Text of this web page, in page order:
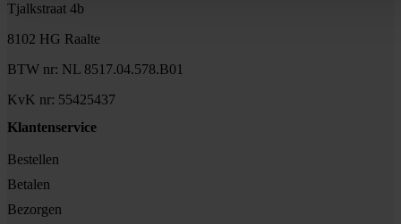
Tjalkstraat 4b
8102 HG Raalte
BTW nr: NL 8517.04.578.B01
KvK nr: 55425437
Klantenservice
Bestellen
Betalen
Bezorgen